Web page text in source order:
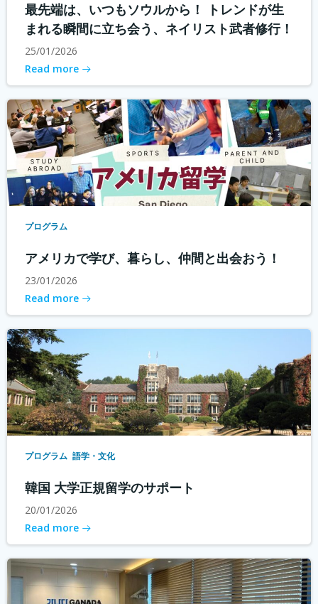
最先端は、いつもソウルから！ トレンドが生
まれる瞬間に立ち会う、ネイリスト武者修行！
25/01/2026
Read more
プログラム
アメリカで学び、暮らし、仲間と出会おう！
23/01/2026
Read more
プログラム 語学・文化
韓国 大学正規留学のサポート
20/01/2026
Read more